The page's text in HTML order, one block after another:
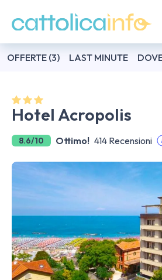
Hotel Acropolis
8.6/10 Ottimo! 414 Recensioni
OFFERTE (3) LAST MINUTE